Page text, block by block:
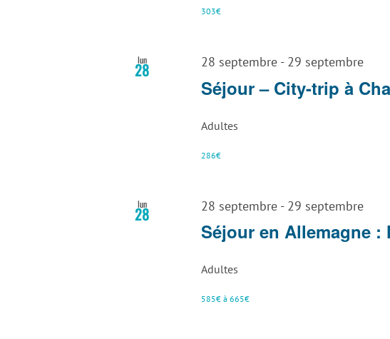
303€
lun
28 28 septembre - 29 septembre
Séjour – City-trip à
Adultes
286€
lun
28 28 septembre - 29 septembre
Séjour en Allemagne :
Adultes
585€ à 665€